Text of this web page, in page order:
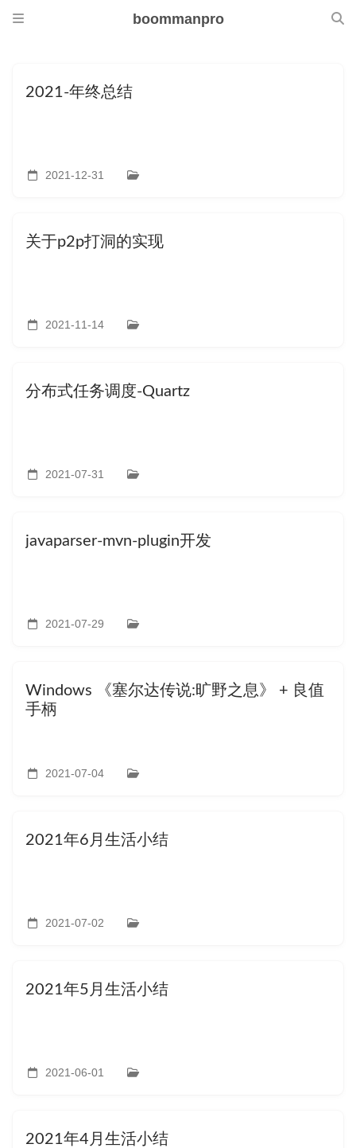
boommanpro
2021-年终总结
2021-12-31
关于p2p打洞的实现
2021-11-14
分布式任务调度-Quartz
2021-07-31
javaparser-mvn-plugin开发
2021-07-29
Windows 《塞尔达传说:旷野之息》 + 良值
手柄
2021-07-04
2021年6月生活小结
2021-07-02
2021年5月生活小结
2021-06-01
2021年4月生活小结